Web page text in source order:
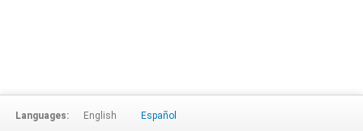
Languages: English Español